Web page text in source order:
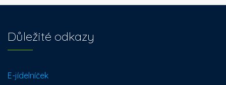
Důležité odkazy
E-jídelníček